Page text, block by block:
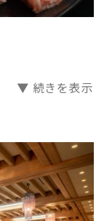
らという川の
だけます。
▼ 続きを表示